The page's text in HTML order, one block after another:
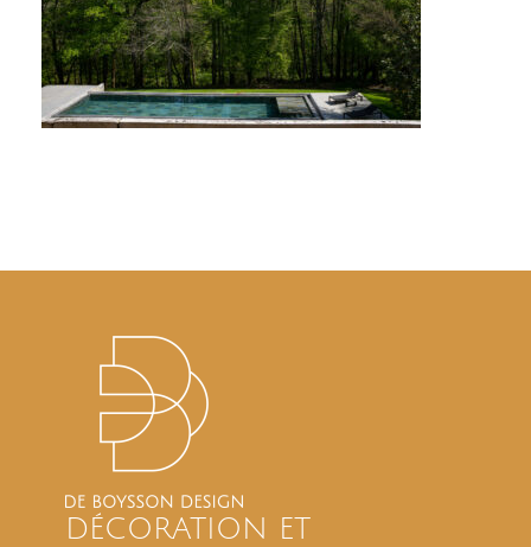
DÉCORATION ET